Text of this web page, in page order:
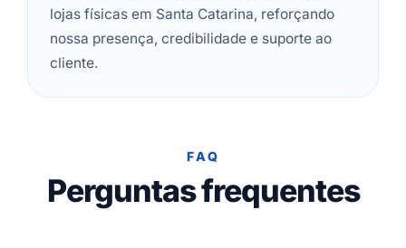
lojas físicas em Santa Catarina, reforçando
nossa presença, credibilidade e suporte ao
cliente.
FAQ
Perguntas frequentes